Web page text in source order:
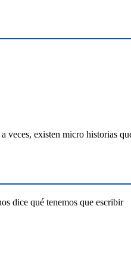
veces, existen micro historias
dice qué tenemos que escribir